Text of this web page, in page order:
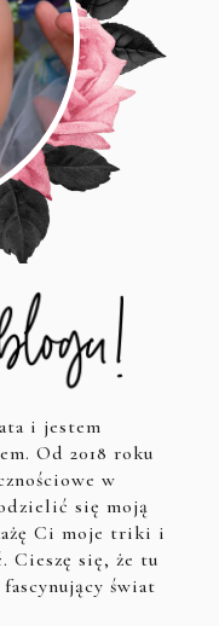
i jestem
Od 2018 roku
w
się moją
Ci moje triki i
Cieszę się, że tu
świat